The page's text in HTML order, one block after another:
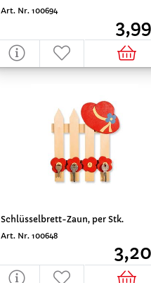
Art. Nr. 100694
Schlüsselbrett-Zaun, per Stk.
Art. Nr. 100648